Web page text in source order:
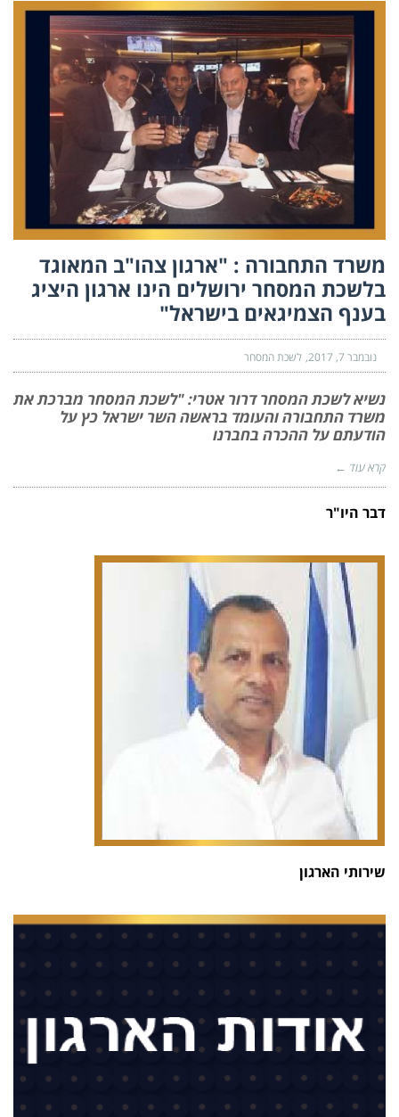
משרד התחבורה : "ארגון צהו"ב המאוגד
בלשכת המסחר ירושלים הינו ארגון היציג
בענף הצמיגאים בישראל"
נובמבר 7, 2017 לשכת המסחר
נשיא לשכת המסחר דרור אטרי: "לשכת המסחר מברכת את
משרד התחבורה והעומד בראשה השר ישראל כץ על
הודעתם על ההכרה בחברנו
קרא עוד ←
דבר היו"ר
שירותי הארגון